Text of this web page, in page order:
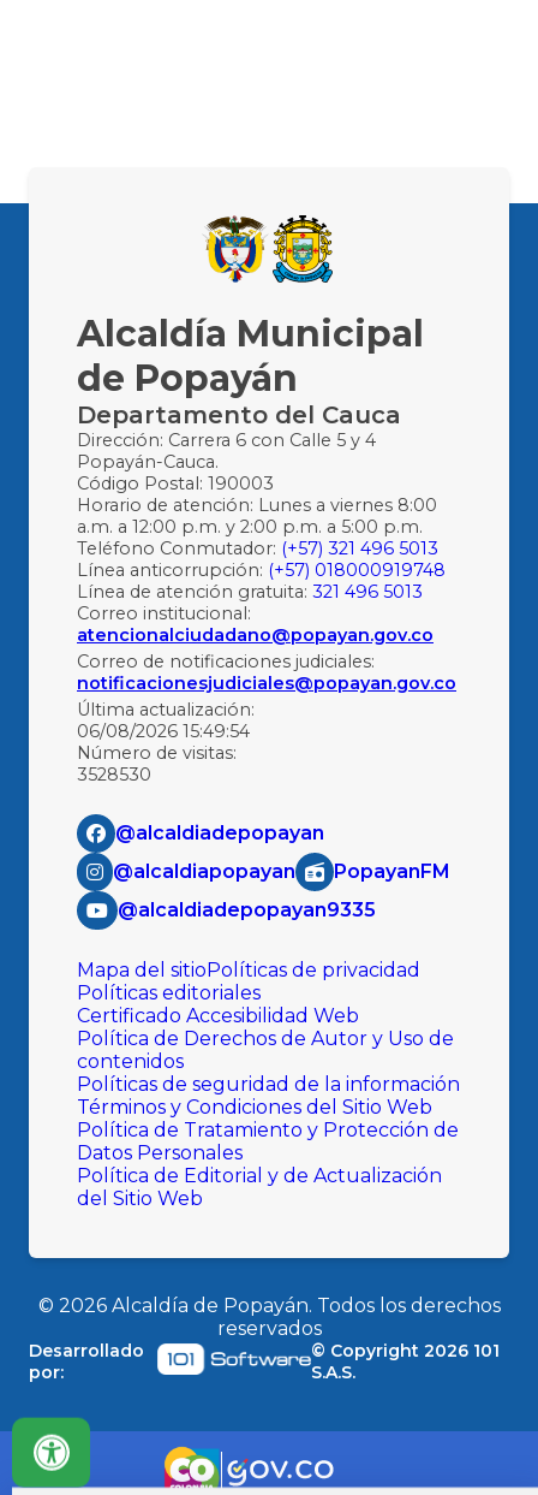
Alcaldía Municipal
de Popayán
Departamento del Cauca
Dirección: Carrera 6 con Calle 5 y 4
Popayán-Cauca.
Código Postal: 190003
Horario de atención: Lunes a viernes 8:00
a.m. a 12:00 p.m. y 2:00 p.m. a 5:00 p.m.
Teléfono Conmutador: (+57) 321 496 5013
Línea anticorrupción: (+57) 018000919748
Línea de atención gratuita: 321 496 5013
Correo institucional:
atencionalciudadano@popayan.gov.co
Correo de notificaciones judiciales:
notificacionesjudiciales@popayan.gov.co
Última actualización:
06/08/2026 15:49:54
Número de visitas:
3528530
@alcaldiadepopayan
@alcaldiapopayan
PopayanFM
@alcaldiadepopayan9335
Mapa del sitioPolíticas de privacidad
Políticas editoriales
Certificado Accesibilidad Web
Política de Derechos de Autor y Uso de
contenidos
Políticas de seguridad de la información
Términos y Condiciones del Sitio Web
Política de Tratamiento y Protección de
Datos Personales
Política de Editorial y de Actualización
del Sitio Web
© 2026Alcaldía de Popayán. Todos los derechos
reservados
Desarrollado
por:
© Copyright2026 101
S.A.S.